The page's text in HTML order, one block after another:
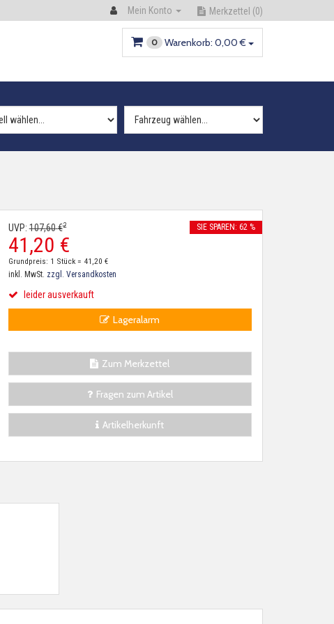
Mein Konto Merkzettel (0)
0 Warenkorb: 0,00 €
UVP:107,60€2
41,20 €
SIE SPAREN: 62 %
Grundpreis: 1 Stück = 41,20 €
inkl. MwSt. zzgl. Versandkosten
leider ausverkauft
Lageralarm
Zum Merkzettel
Fragen zum Artikel
Artikelherkunft